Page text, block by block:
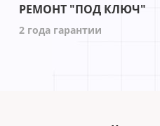
РЕМОНТ "ПОД КЛЮЧ"
2 года гарантии